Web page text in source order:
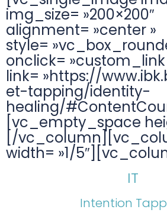
img_size= »200×200″
alignment= »center »
style=
onclick= »custom_link
link= »https://
et-tapping/identity-
healing/
[vc_empty_space
[/
width= »1/
IT
Intention